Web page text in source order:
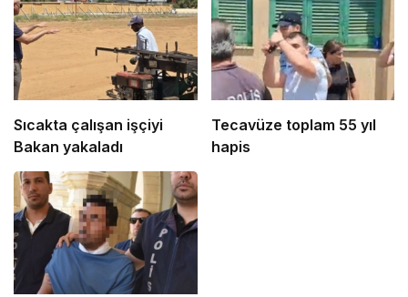
Sıcakta çalışan işçiyi
Bakan yakaladı
Tecavüze toplam 55 yıl
hapis